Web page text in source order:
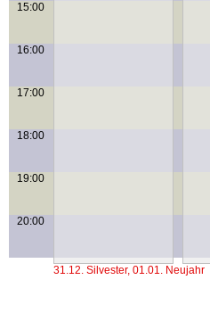
15:00
16:00
17:00
18:00
19:00
20:00
31.12. Silvester, 01.01. Neujahr